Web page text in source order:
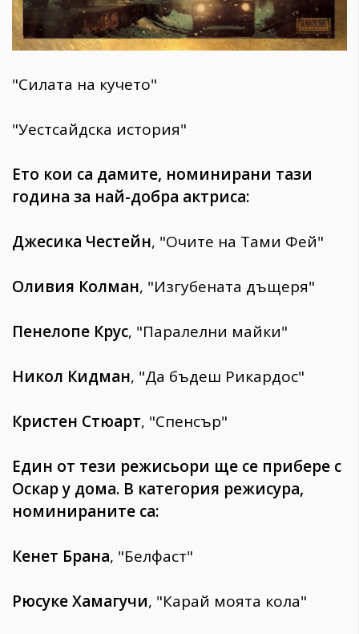
"Силата на кучето"
"Уестсайдска история"
Ето кои са дамите, номинирани тази
година за най-добра актриса:
Джесика Честейн, "Очите на Тами Фей"
Оливия Колман, "Изгубената дъщеря"
Пенелопе Крус, "Паралелни майки"
Никол Кидман, "Да бъдеш Рикардос"
Кристен Стюарт, "Спенсър"
Един от тези режисьори ще се прибере с
Оскар у дома. В категория режисура,
номинираните са:
Кенет Брана, "Белфаст"
Рюсуке Хамагучи, "Карай моята кола"